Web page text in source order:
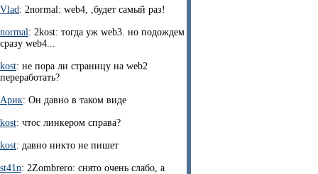
Vlad: 2normal: web4, ,будет самый раз!
normal: 2kost: тогда уж web3. но подождем
сразу web4...
kost: не пора ли страницу на web2
переработать?
Арик: Он давно в таком виде
kost: чтос линкером справа?
kost: давно никто не пишет
st41n: 2Zombrero: снято очень слабо, а